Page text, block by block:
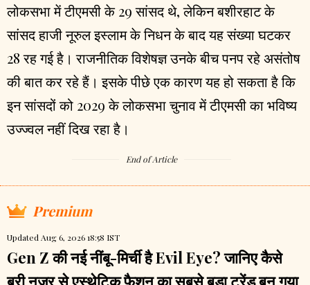
लोकसभा में टीएमसी के 29 सांसद थे, लेकिन बशीरहाट के
सांसद हाजी नूरुल इस्लाम के निधन के बाद यह संख्या घटकर
28 रह गई है। राजनीतिक विशेषज्ञ उनके बीच पनप रहे असंतोष
की बात कर रहे हैं। इसके पीछे एक कारण यह हो सकता है कि
इन सांसदों को 2029 के लोकसभा चुनाव में टीएमसी का भविष्य
उज्ज्वल नहीं दिख रहा है।
End of Article
Premium
Updated Aug 6, 2026 18:58 IST
Gen Z की नई नींबू-मिर्ची है Evil Eye? जानिए कैसे
बुरी नजर से एस्थेटिक फैशन का सबसे बड़ा ट्रेंड बन गया